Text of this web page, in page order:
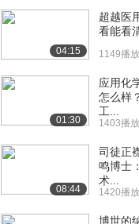
[11] 纳米技术与交通
[12] 纳米技术与交通
[13] 纳米技术与信息技术
1.6万播放
04:15
超越医
看能看
1149播放
01:30
应用化
怎么样
工...
1403播放
08:44
司徒正
鸣博士
术...
1420播放
博世的